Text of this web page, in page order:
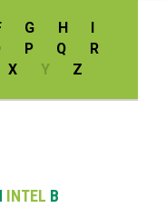
G H
I
P Q
R
X Y Z
INTEL В